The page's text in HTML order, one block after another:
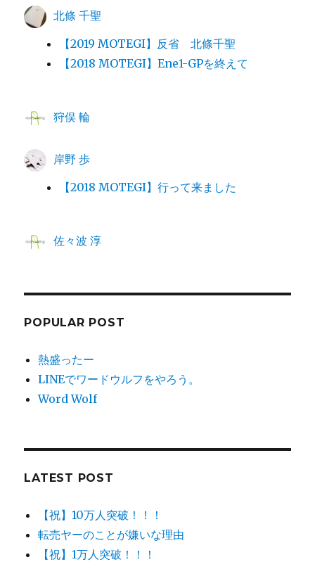
北條 千聖
【2019 MOTEGI】反省 北條千聖
【2018 MOTEGI】Ene1-GPを終えて
狩俣 輪
岸野 歩
【2018 MOTEGI】行って来ました
佐々波 淳
POPULAR POST
熱盛ったー
LINEでワードウルフをやろう。
Word Wolf
LATEST POST
【祝】10万人突破！！！
転売ヤーのことが嫌いな理由
【祝】1万人突破！！！